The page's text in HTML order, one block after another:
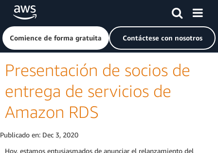
Saltar al contenido principal
Haga clic aquí para volver a la página de inicio de Amazon
Comience de forma gratuita Contáctese con nosotros
Presentación de socios de
entrega de servicios de
Amazon RDS
Publicado en: Dec 3, 2020
Hoy, estamos entusiasmados de anunciar el relanzamiento del